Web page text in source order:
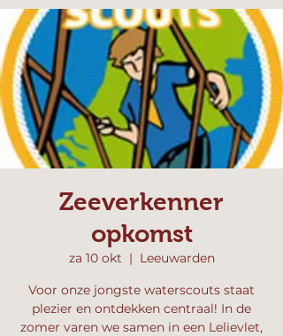
Zeeverkenner
opkomst
za 10 okt
  |
Leeuwarden
Voor onze jongste waterscouts staat
plezier en ontdekken centraal! In de
zomer varen we samen in een Lelievlet,